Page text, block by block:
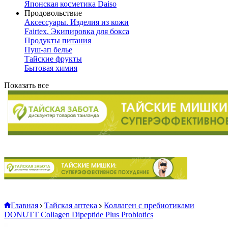
Японская косметика Daiso
Продовольствие
Аксессуары. Изделия из кожи
Fairtex. Экипировка для бокса
Продукты питания
Пуш-ап белье
Тайские фрукты
Бытовая химия
Показать все
Главная Тайская аптека
Коллаген с пребиотиками
DONUTT Collagen Dipeptide Plus Probiotics